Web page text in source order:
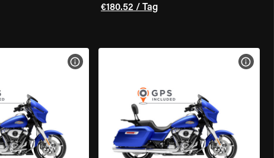
€180.52 / Tag
MOTORRAD-DETAILS ANZEIGEN